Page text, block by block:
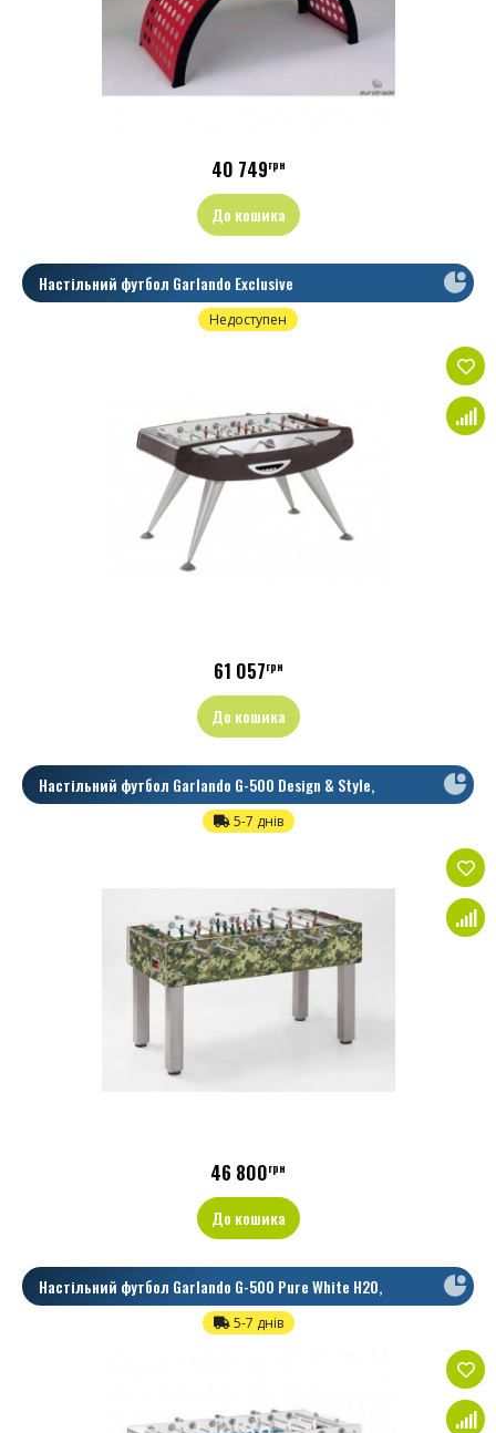
40 749грн
До кошика
Настільний футбол Garlando Exclusive
Недоступен
61 057грн
До кошика
Настільний футбол Garlando G-500 Design & Style,
5-7 днів
46 800грн
До кошика
Настільний футбол Garlando G-500 Pure White H2O,
5-7 днів